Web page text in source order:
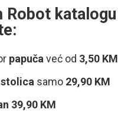
Robot katalogu
papuča već od 3,50 KM
stolica samo 29,90 KM
39,90 KM